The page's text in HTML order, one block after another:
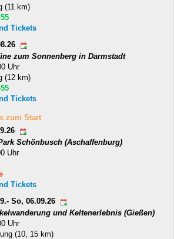
(11 km)
Tickets
zum Sonnenberg in Darmstadt
Uhr
(12 km)
Tickets
zum Start
Schönbusch (Aschaffenburg)
Uhr
Tickets
So, 06.09.26
und Keltenerlebnis (Gießen)
Uhr
(10, 15 km)